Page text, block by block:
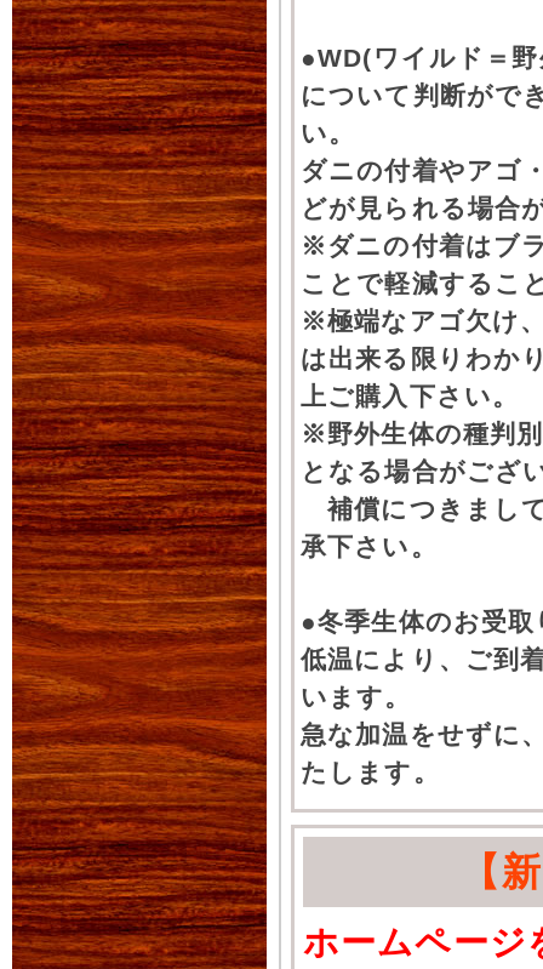
●WD(ワイルド＝
について判断がで
い。
ダニの付着やアゴ
どが見られる場合
※ダニの付着はブ
ことで軽減するこ
※極端なアゴ欠け
は出来る限りわか
上ご購入下さい。
※野外生体の種判
となる場合がござ
補償につきまし
承下さい。
●冬季生体のお受
低温により、ご到
います。
急な加温をせずに
たします。
【
ホームページ